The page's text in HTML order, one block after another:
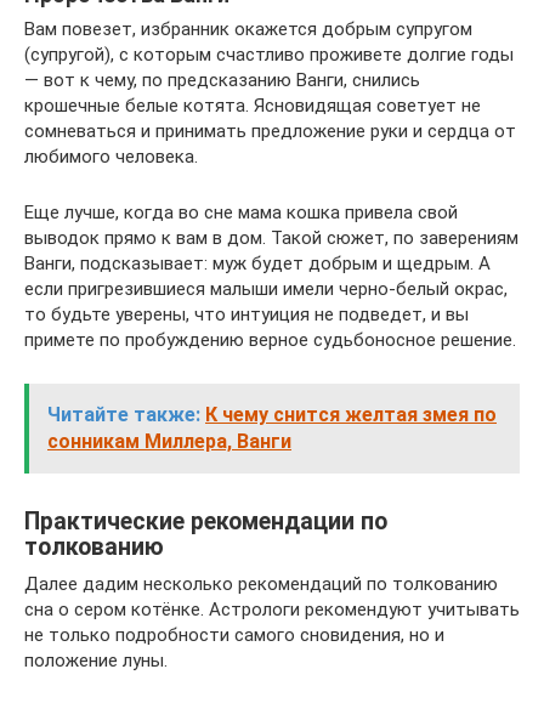
Вам повезет, избранник окажется добрым супругом
(супругой), с которым счастливо проживете долгие годы
— вот к чему, по предсказанию Ванги, снились
крошечные белые котята. Ясновидящая советует не
сомневаться и принимать предложение руки и сердца от
любимого человека.
Еще лучше, когда во сне мама кошка привела свой
выводок прямо к вам в дом. Такой сюжет, по заверениям
Ванги, подсказывает: муж будет добрым и щедрым. А
если пригрезившиеся малыши имели черно-белый окрас,
то будьте уверены, что интуиция не подведет, и вы
примете по пробуждению верное судьбоносное решение.
Читайте также: К чему снится желтая змея по
сонникам Миллера, Ванги
Практические рекомендации по
толкованию
Далее дадим несколько рекомендаций по толкованию
сна о сером котёнке. Астрологи рекомендуют учитывать
не только подробности самого сновидения, но и
положение луны.